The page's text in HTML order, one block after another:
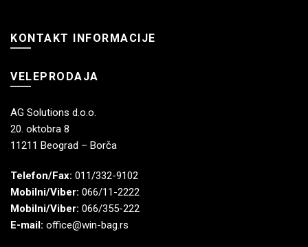
KONTAKT INFORMACIJE
VELEPRODAJA
AG Solutions d.o.o.
20. oktobra 8
11211 Beograd – Borča
Telefon/Fax: 011/332-9102
Mobilni/Viber: 066/11-2222
Mobilni/Viber: 066/355-222
E-mail: office@win-bag.rs